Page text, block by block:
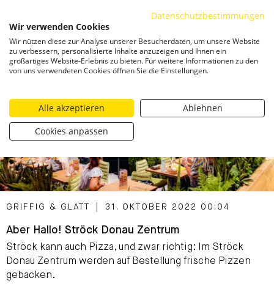
CATEGORIZED AS
GRIFFIG & GLATT 31. OKTOBER 2022 00:04
Aber Hallo! Ströck Donau Zentrum
Ströck kann auch Pizza, und zwar richtig: Im Ströck
Donau Zentrum werden auf Bestellung frische Pizzen
gebacken.
Datenschutzbestimmungen
Wir verwenden Cookies
Wir nützen diese zur Analyse unserer Besucherdaten, um unsere Website
zu verbessern, personalisierte Inhalte anzuzeigen und Ihnen ein
großartiges Website-Erlebnis zu bieten. Für weitere Informationen zu den
von uns verwendeten Cookies öffnen Sie die Einstellungen.
Alle akzeptieren
Ablehnen
Cookies anpassen